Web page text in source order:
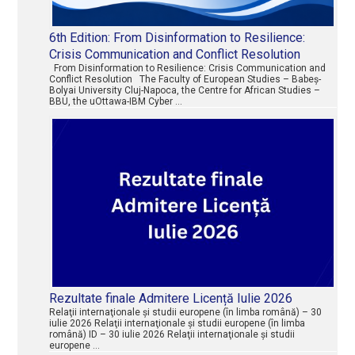
6th Edition: From Disinformation to Resilience:
Crisis Communication and Conflict Resolution
From Disinformation to Resilience: Crisis Communication and
Conflict Resolution The Faculty of European Studies – Babeș-
Bolyai University Cluj-Napoca, the Centre for African Studies –
BBU, the uOttawa-IBM Cyber …
Rezultate finale Admitere Licență Iulie 2026
Relaţii internaţionale şi studii europene (în limba română) – 30
iulie 2026 Relaţii internaţionale şi studii europene (în limba
română) ID – 30 iulie 2026 Relaţii internaţionale şi studii
europene …